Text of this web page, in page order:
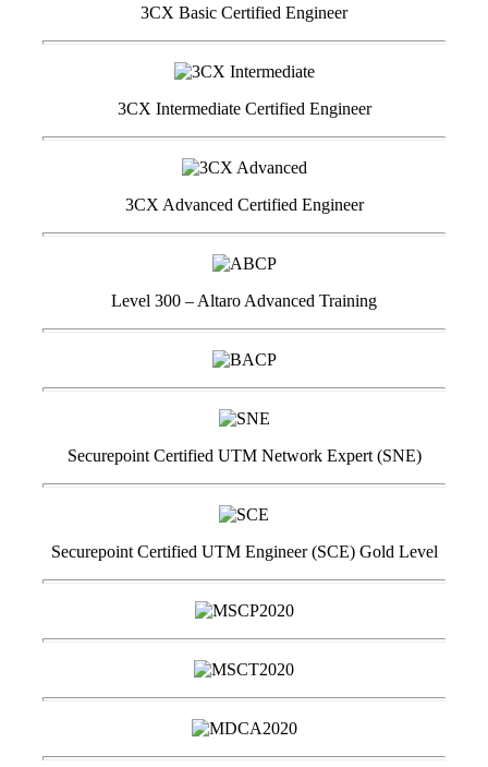
3CX Basic Certified Engineer
3CX Intermediate Certified Engineer
3CX Advanced Certified Engineer
Level 300 – Altaro Advanced Training
Securepoint Certified UTM Network Expert (SNE)
Securepoint Certified UTM Engineer (SCE) Gold Level